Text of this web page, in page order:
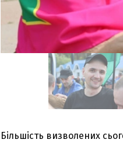
Більшість визволених